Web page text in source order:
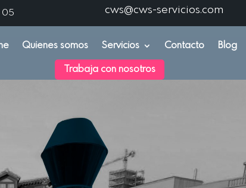
05 cws@cws-servicios.com
Quienes somos Servicios Contacto Blog
Trabaja con nosotros